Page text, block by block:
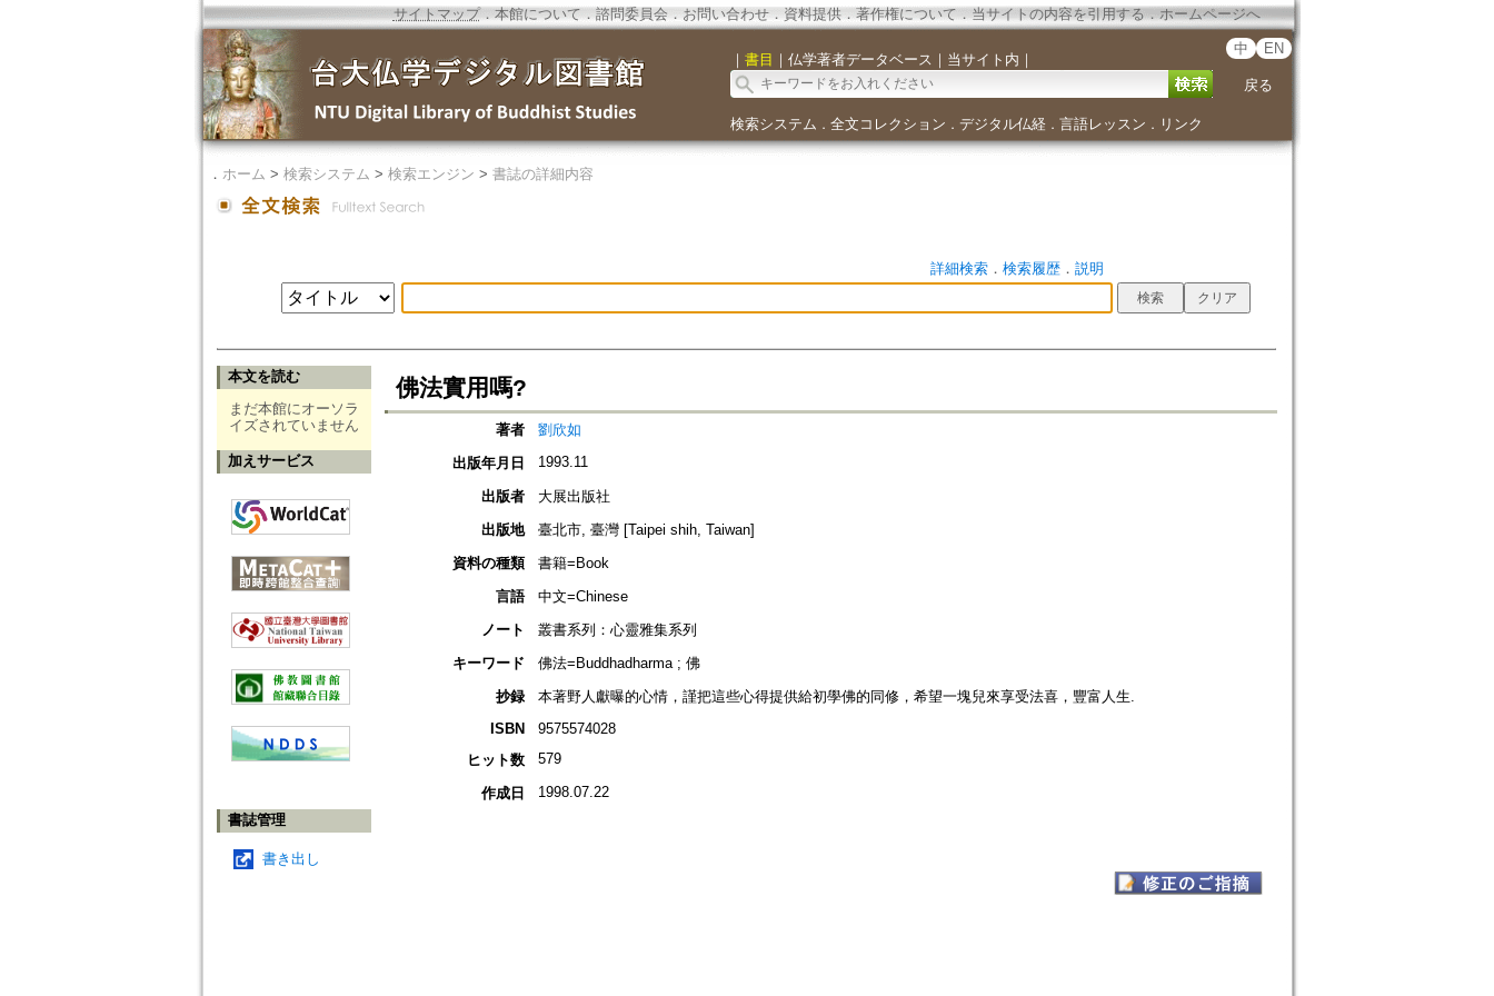
サイトマップ．本館について ． 諮問委員会． お問い合わせ． 資料提供． 著作権について．当サイトの内容を引用する ． ホームページへ
｜ 書目 ｜ 仏学著者データベース ｜ 当サイト内 ｜
中 EN
戻る
検索システム ． 全文コレクション ． デジタル仏経． 言語レッスン ． リンク
． ホーム > 検索システム > 検索エンジン > 書誌の詳細内容
詳細検索． 検索履歴． 説明
本文を読む
まだ本館にオーソラ
イズされていません
加えサービス
書誌管理
書き出し
佛法實用嗎?
著者
劉欣如
出版年月日
1993.11
出版者
大展出版社
出版地
臺北市, 臺灣 [Taipei shih, Taiwan]
資料の種類
書籍=Book
言語
中文=Chinese
ノート
叢書系列：心靈雅集系列
キーワード
佛法=Buddhadharma ; 佛
抄録
本著野人獻曝的心情，謹把這些心得提供給初學佛的同修，希望一塊兒來享受法喜，豐富人生.
ISBN
9575574028
ヒット数
579
作成日 1998.07.22